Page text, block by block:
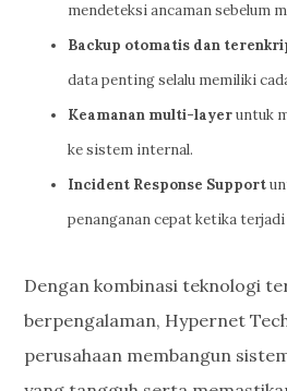
mendeteksi ancaman sebelum
Backup otomatis dan
data penting selalu memiliki
Keamanan multi-layeruntuk
ke sistem internal.
Incident Response Support
penanganan cepat ketika terjadi
Dengan kombinasi teknologi
berpengalaman, Hypernet
perusahaan membangun